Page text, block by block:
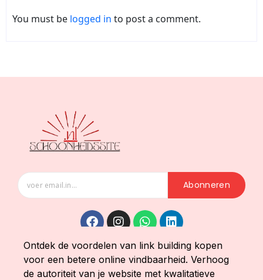
You must be logged in to post a comment.
Abonneren
Ontdek de voordelen van link building kopen
voor een betere online vindbaarheid. Verhoog
de autoriteit van je website met kwalitatieve